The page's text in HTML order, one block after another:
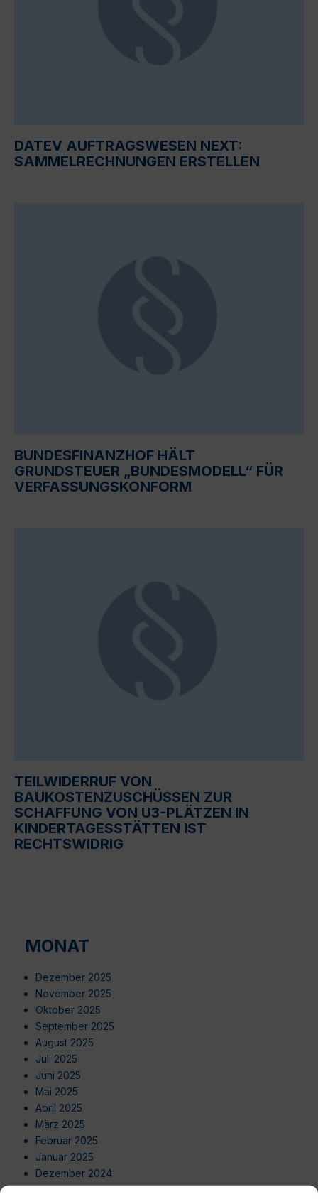
DATEV AUFTRAGSWESEN NEXT:
SAMMELRECHNUNGEN ERSTELLEN
BUNDESFINANZHOF HÄLT
GRUNDSTEUER „BUNDESMODELL“ FÜR
VERFASSUNGSKONFORM
TEILWIDERRUF VON
BAUKOSTENZUSCHÜSSEN ZUR
SCHAFFUNG VON U3-PLÄTZEN IN
KINDERTAGESSTÄTTEN IST
RECHTSWIDRIG
MONAT
Dezember 2025
November 2025
Oktober 2025
September 2025
August 2025
Juli 2025
Juni 2025
Mai 2025
April 2025
März 2025
Februar 2025
Januar 2025
Dezember 2024
November 2024